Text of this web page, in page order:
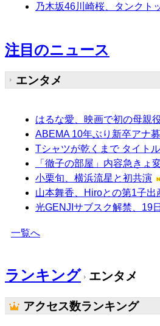
乃木坂46川崎桜、タンクト
注目のニュース
エンタメ
はるな愛、映画で初の母親
ABEMA 10年ぶり新卒アナ
Tシャツが乾くまで タイト
「徹子の部屋」内容急きょ
小栗旬、横浜流星と初共演
山本舞香、Hiroとの第1子出
光GENJIサブスク解禁、19
一覧へ
ランキング エンタメ
アクセス数ランキング